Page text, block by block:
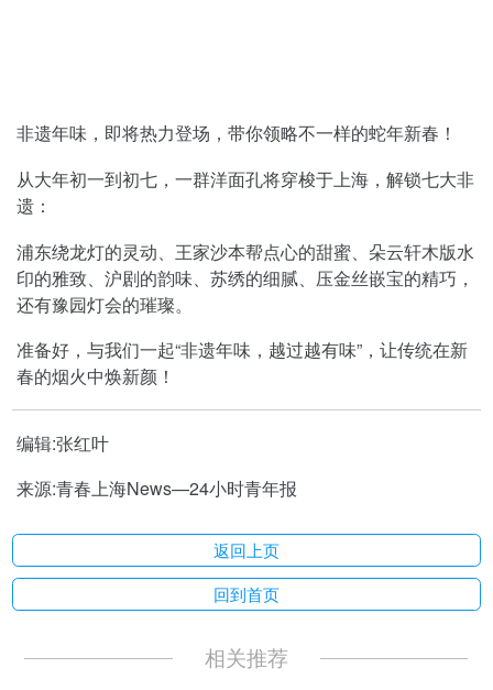
非遗年味，即将热力登场，带你领略不一样的蛇年新春！
从大年初一到初七，一群洋面孔将穿梭于上海，解锁七大非
遗：
浦东绕龙灯的灵动、王家沙本帮点心的甜蜜、朵云轩木版水
印的雅致、沪剧的韵味、苏绣的细腻、压金丝嵌宝的精巧，
还有豫园灯会的璀璨。
准备好，与我们一起“非遗年味，越过越有味”，让传统在新
春的烟火中焕新颜！
编辑:张红叶
来源:青春上海News—24小时青年报
返回上页
回到首页
相关推荐